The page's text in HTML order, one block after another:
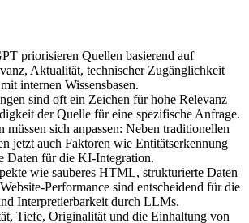
priorisieren Quellen basierend auf
Aktualität, technischer Zugänglichkeit
internen Wissensbasen.
sind oft ein Zeichen für hohe Relevanz
der Quelle für eine spezifische Anfrage.
müssen sich anpassen: Neben traditionellen
jetzt auch Faktoren wie Entitätserkennung
Daten für die KI-Integration.
wie sauberes HTML, strukturierte Daten
Performance sind entscheidend für die
Interpretierbarkeit durch LLMs.
Tiefe, Originalität und die Einhaltung von